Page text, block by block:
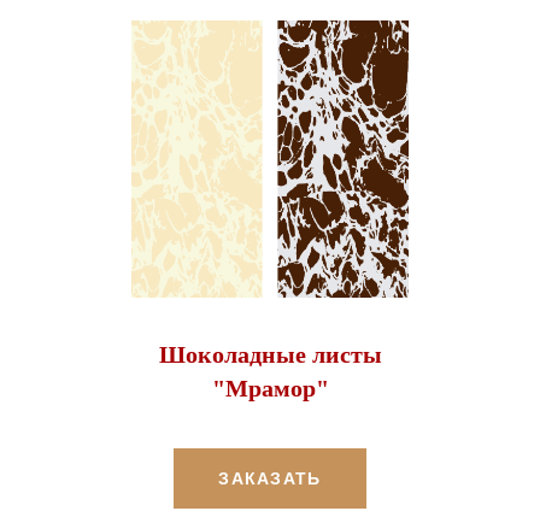
Шоколадные листы
"Мрамор"
ЗАКАЗАТЬ